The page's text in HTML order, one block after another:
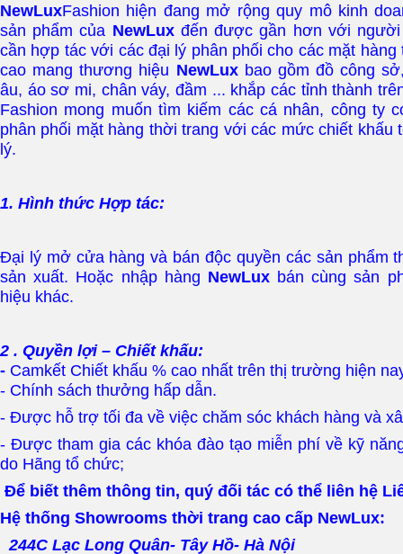
NewLuxFashion hiện đang mở rộng quy mô kinh
sản phẩm của NewLuxđến được gần hơn với người
cần hợp tác với các đại lý phân phối cho các mặt
cao mang thương hiệu NewLuxbao gồm đồ công
âu, áo sơ mi, chân váy, đầm ... khắp các tỉnh thành
Fashion mong muốn tìm kiếm các cá nhân, công ty
phân phối mặt hàng thời trang với các mức chiết khấu
lý.
1. Hình thức Hợp tác:
Đại lý mở cửa hàng và bán độc quyền các sản phẩm
sản xuất. Hoặc nhập hàng NewLuxbán cùng sản
hiệu khác.
2 . Quyền lợi – Chiết khấu:
- Camkết Chiết khấu % cao nhất trên thị trường hiện
- Chính sách thưởng hấp dẫn.
- Được hỗ trợ tối đa về việc chăm sóc khách hàng và
- Được tham gia các khóa đào tạo miễn phí về kỹ
do Hãng tổ chức;
Để biết thêm thông tin, quý đối tác có thể liên hệ
Hệ thống Showrooms thời trang cao cấp NewLux:
244C Lạc Long Quân- Tây Hồ- Hà Nội